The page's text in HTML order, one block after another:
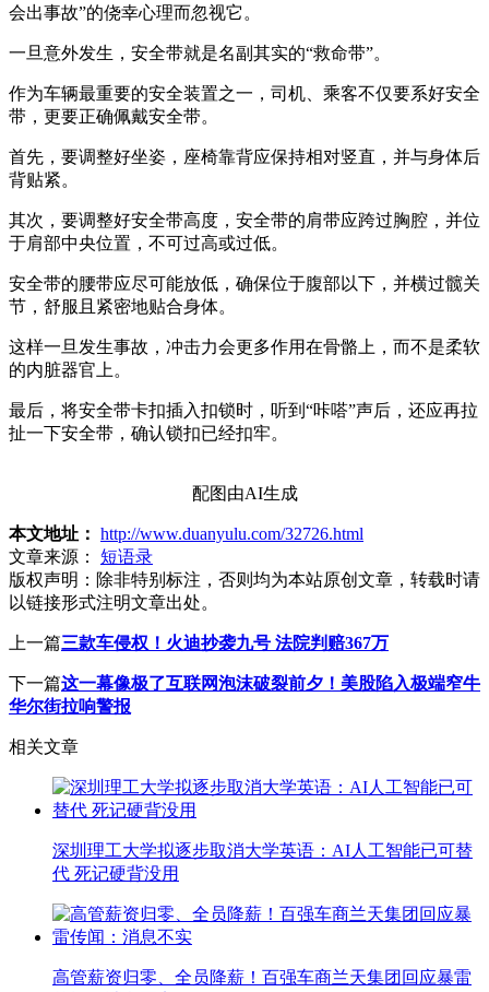
会出事故”的侥幸心理而忽视它。
一旦意外发生，安全带就是名副其实的“救命带”。
作为车辆最重要的安全装置之一，司机、乘客不仅要系好安全
带，更要正确佩戴安全带。
首先，要调整好坐姿，座椅靠背应保持相对竖直，并与身体后
背贴紧。
其次，要调整好安全带高度，安全带的肩带应跨过胸腔，并位
于肩部中央位置，不可过高或过低。
安全带的腰带应尽可能放低，确保位于腹部以下，并横过髋关
节，舒服且紧密地贴合身体。
这样一旦发生事故，冲击力会更多作用在骨骼上，而不是柔软
的内脏器官上。
最后，将安全带卡扣插入扣锁时，听到“咔嗒”声后，还应再拉
扯一下安全带，确认锁扣已经扣牢。
配图由AI生成
本文地址： http://www.duanyulu.com/32726.html
文章来源：
短语录
版权声明： 除非特别标注，否则均为本站原创文章，转载时请
以链接形式注明文章出处。
上一篇三款车侵权！火迪抄袭九号 法院判赔367万
下一篇这一幕像极了互联网泡沫破裂前夕！美股陷入极端窄牛
华尔街拉响警报
相关文章
深圳理工大学拟逐步取消大学英语：AI人工智能已可替
代 死记硬背没用
高管薪资归零、全员降薪！百强车商兰天集团回应暴雷